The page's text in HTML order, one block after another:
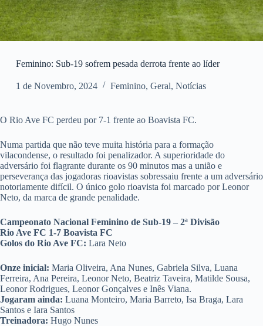
Feminino: Sub-19 sofrem pesada derrota frente ao líder
1 de Novembro, 2024 Feminino, Geral, Notícias
O Rio Ave FC perdeu por 7-1 frente ao Boavista FC.
Numa partida que não teve muita história para a formação
vilacondense, o resultado foi penalizador. A superioridade do
adversário foi flagrante durante os 90 minutos mas a união e
perseverança das jogadoras rioavistas sobressaiu frente a um adversário
notoriamente difícil. O único golo rioavista foi marcado por Leonor
Neto, da marca de grande penalidade.
Campeonato Nacional Feminino de Sub-19 – 2ª Divisão
Rio Ave FC 1-7 Boavista FC
Golos do Rio Ave FC: Lara Neto
Onze inicial: Maria Oliveira, Ana Nunes, Gabriela Silva, Luana
Ferreira, Ana Pereira, Leonor Neto, Beatriz Taveira, Matilde Sousa,
Leonor Rodrigues, Leonor Gonçalves e Inês Viana.
Jogaram ainda: Luana Monteiro, Maria Barreto, Isa Braga, Lara
Santos e Iara Santos
Treinadora: Hugo Nunes